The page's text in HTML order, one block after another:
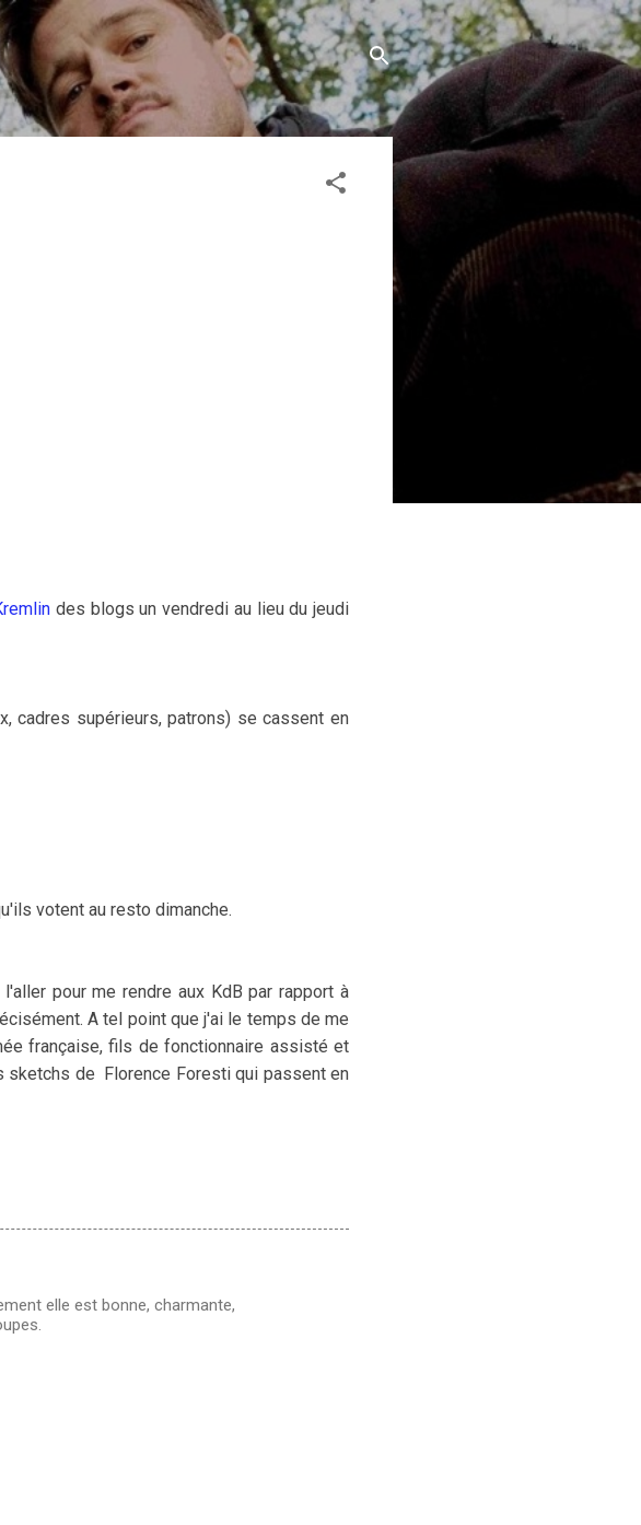
des blogs un vendredi au lieu du jeudi
cadres supérieurs, patrons) se cassent en
votent au resto dimanche.
pour me rendre aux KdB par rapport à
A tel point que j'ai le temps de me
française, fils de fonctionnaire assisté et
sketchs de Florence Foresti qui passent en
elle est bonne, charmante,